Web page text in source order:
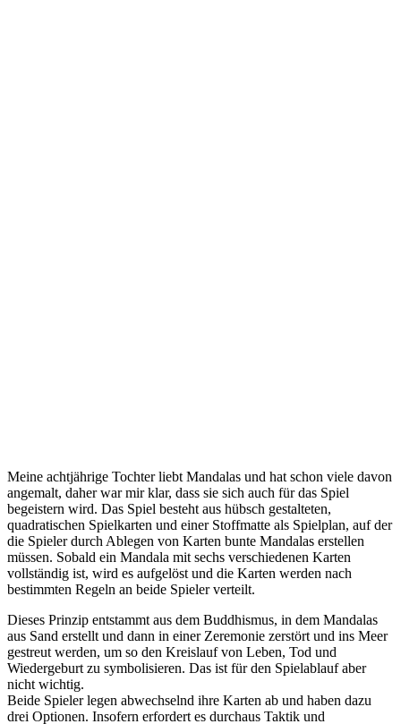
Meine achtjährige Tochter liebt Mandalas und hat schon viele davon
angemalt, daher war mir klar, dass sie sich auch für das Spiel
begeistern wird. Das Spiel besteht aus hübsch gestalteten,
quadratischen Spielkarten und einer Stoffmatte als Spielplan, auf der
die Spieler durch Ablegen von Karten bunte Mandalas erstellen
müssen. Sobald ein Mandala mit sechs verschiedenen Karten
vollständig ist, wird es aufgelöst und die Karten werden nach
bestimmten Regeln an beide Spieler verteilt.
Dieses Prinzip entstammt aus dem Buddhismus, in dem Mandalas
aus Sand erstellt und dann in einer Zeremonie zerstört und ins Meer
gestreut werden, um so den Kreislauf von Leben, Tod und
Wiedergeburt zu symbolisieren. Das ist für den Spielablauf aber
nicht wichtig.
Beide Spieler legen abwechselnd ihre Karten ab und haben dazu
drei Optionen. Insofern erfordert es durchaus Taktik und